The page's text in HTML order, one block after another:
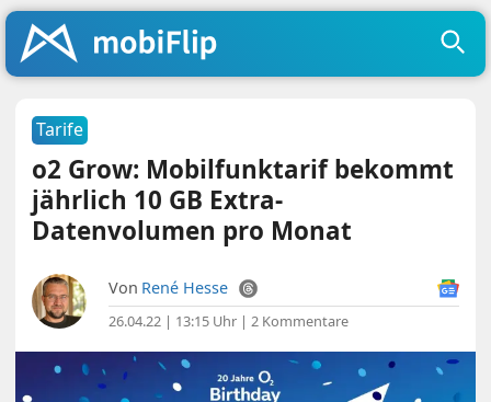
Tarife
o2 Grow: Mobilfunktarif bekommt
jährlich 10 GB Extra-
Datenvolumen pro Monat
Von René Hesse
26.04.22 | 13:15 Uhr |2 Kommentare